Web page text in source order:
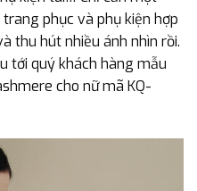
phục và phụ kiện hợp
thu hút nhiều ánh nhìn rồi.
tới quý khách hàng mẫu
cho nữ mã KQ-